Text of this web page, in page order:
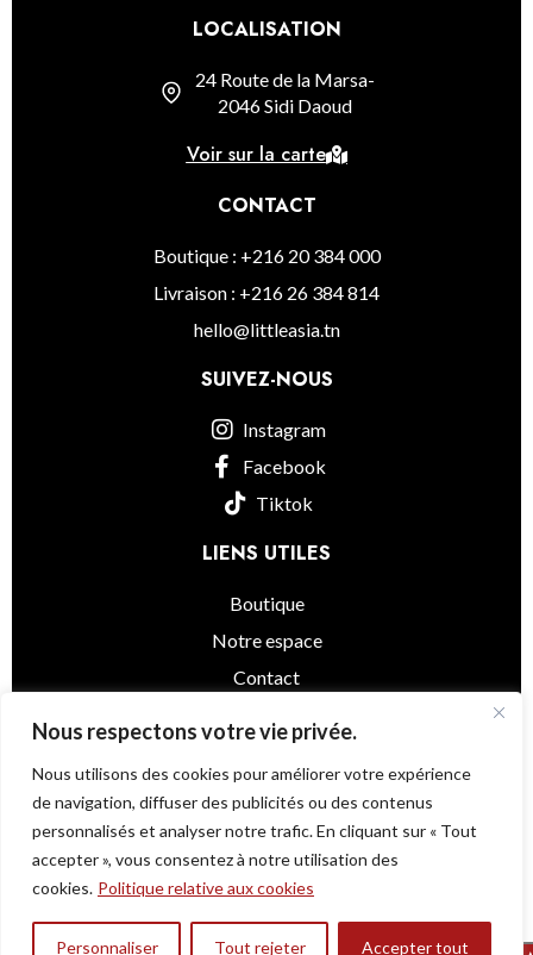
Nous respectons votre vie privée.
Nous utilisons des cookies pour améliorer votre expérience
de navigation, diffuser des publicités ou des contenus
personnalisés et analyser notre trafic. En cliquant sur « Tout
accepter », vous consentez à notre utilisation des
cookies. Politique relative aux cookies
Personnaliser Tout rejeter Accepter tout
LOCALISATION
24 Route de la Marsa-
2046 Sidi Daoud
Voir sur la carte
CONTACT
Boutique : +216 20 384 000
Livraison : +216 26 384 814
hello@littleasia.tn
SUIVEZ-NOUS
Instagram
Facebook
Tiktok
LIENS UTILES
Boutique
Notre espace
Contact
Little Asia© 2025 - Powered by@as.agency
0
Une question ?